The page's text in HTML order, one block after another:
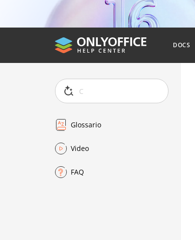
DOCS
Glossario
Video
FAQ